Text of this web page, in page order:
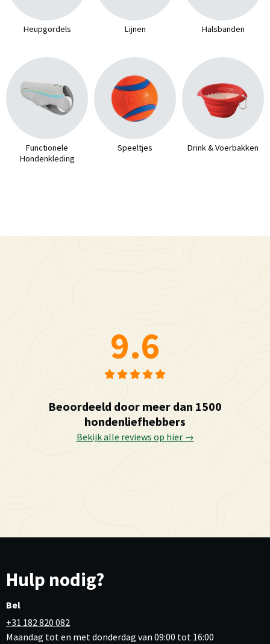
Heupgordels Lijnen Halsbanden
Functionele
Hondenkleding
Speeltjes Drink & Voerbakken
9.6
Beoordeeld door meer dan 1500
hondenliefhebbers
Bekijk alle reviews op hier →
Hulp nodig?
Bel
+31 182 820 082
Maandag tot en met donderdag van 09:00 tot 16:00